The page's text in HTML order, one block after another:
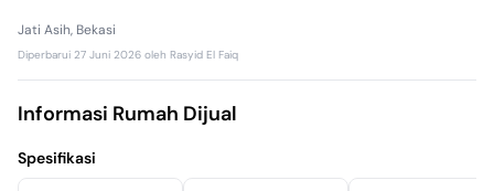
Jati Asih, Bekasi
Diperbarui 27 Juni 2026 oleh Rasyid El Faiq
Informasi Rumah Dijual
Spesifikasi